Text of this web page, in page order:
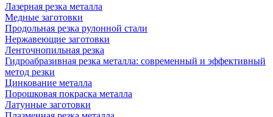
Лазерная резка металла
Медные заготовки
Продольная резка рулонной стали
Нержавеющие заготовки
Ленточнопильная резка
Гидроабразивная резка металла: современный и эффективный
метод резки
Цинкование металла
Порошковая покраска металла
Латунные заготовки